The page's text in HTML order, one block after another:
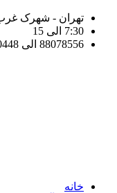
تهران - شهرک غرب
7:30 الی 15
88078556 الی 88080448
خانه